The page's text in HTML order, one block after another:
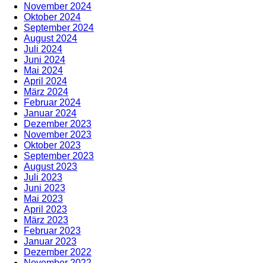
November 2024
Oktober 2024
September 2024
August 2024
Juli 2024
Juni 2024
Mai 2024
April 2024
März 2024
Februar 2024
Januar 2024
Dezember 2023
November 2023
Oktober 2023
September 2023
August 2023
Juli 2023
Juni 2023
Mai 2023
April 2023
März 2023
Februar 2023
Januar 2023
Dezember 2022